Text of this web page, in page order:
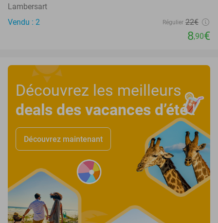
Lambersart
Vendu : 2
Régulier 22€
8,90€
Découvrez les meilleurs
deals des vacances d’été!
Découvrez maintenant